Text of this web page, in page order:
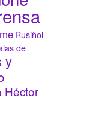
Rusiñol
de
y
Héctor